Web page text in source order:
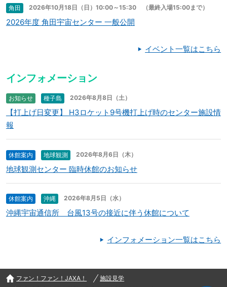
角田 2026年10月18日（日）10:00～15:30 （最終入場15:00まで）
2026年度 角田宇宙センター 一般公開
イベント一覧はこちら
インフォメーション
お知らせ 種子島 2026年8月8日（土）
【打上げ日変更】 H3ロケット9号機打上げ時のセンター施設情
報
休館案内 地球観測 2026年8月6日（木）
地球観測センター 臨時休館のお知らせ
休館案内 沖縄 2026年8月5日（水）
沖縄宇宙通信所 台風13号の接近に伴う休館について
インフォメーション一覧はこちら
ファン！ファン！JAXA！
施設見学